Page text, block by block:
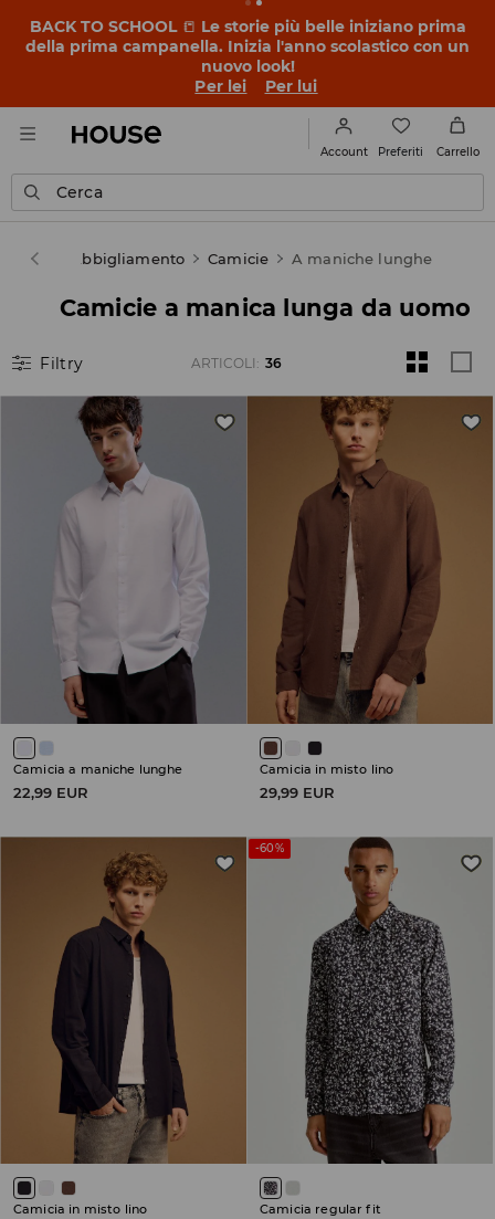
BACK TO SCHOOL 📒 Le storie più belle iniziano prima
della prima campanella. Inizia l'anno scolastico con un
nuovo look!
Per lei
Per lui
Account Preferiti Carrello
Cerca
Uomo Abbigliamento Camicie A maniche lunghe
Camicie a manica lunga da uomo
Filtry ARTICOLI : 36
Camicia a maniche lunghe
22,99 EUR
Camicia in misto lino
29,99 EUR
Camicia in misto lino
-60%
Camicia regular fit